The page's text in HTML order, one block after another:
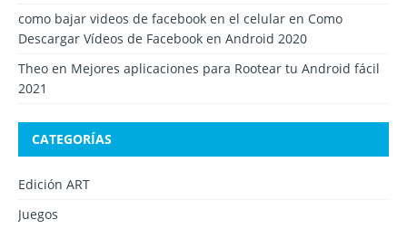
como bajar videos de facebook en el celular en Como
Descargar Vídeos de Facebook en Android 2020
Theo en Mejores aplicaciones para Rootear tu Android fácil
2021
CATEGORÍAS
Edición ART
Juegos